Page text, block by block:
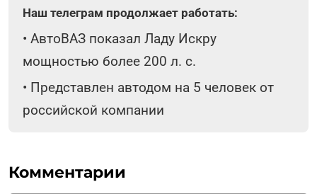
Наш телеграм продолжает работать:
• АвтоВАЗ показал Ладу Искру
мощностью более 200 л. с.
• Представлен автодом на 5 человек от
российской компании
Комментарии